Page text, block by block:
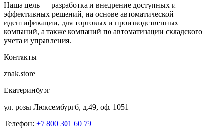
Наша цель — разработка и внедрение доступных и
эффективных решений, на основе автоматической
идентификации, для торговых и производственных
компаний, а также компаний по автоматизации складского
учета и управления.
Контакты
znak.store
Екатеринбург
ул. розы Люксембургб, д.49, оф. 1051
Телефон: +7 800 301 60 79